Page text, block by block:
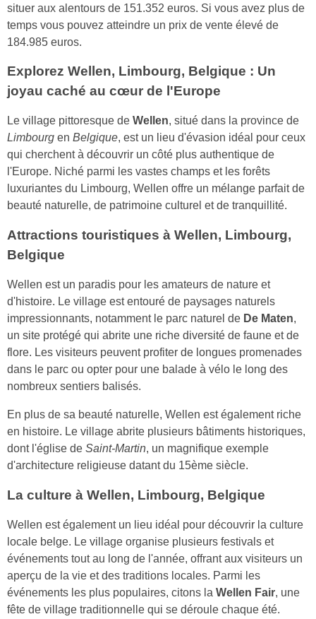
situer aux alentours de 151.352 euros. Si vous avez plus de
temps vous pouvez atteindre un prix de vente élevé de
184.985 euros.
Explorez Wellen, Limbourg, Belgique : Un
joyau caché au cœur de l'Europe
Le village pittoresque de Wellen, situé dans la province de
Limbourg en Belgique, est un lieu d'évasion idéal pour ceux
qui cherchent à découvrir un côté plus authentique de
l'Europe. Niché parmi les vastes champs et les forêts
luxuriantes du Limbourg, Wellen offre un mélange parfait de
beauté naturelle, de patrimoine culturel et de tranquillité.
Attractions touristiques à Wellen, Limbourg,
Belgique
Wellen est un paradis pour les amateurs de nature et
d'histoire. Le village est entouré de paysages naturels
impressionnants, notamment le parc naturel de De Maten,
un site protégé qui abrite une riche diversité de faune et de
flore. Les visiteurs peuvent profiter de longues promenades
dans le parc ou opter pour une balade à vélo le long des
nombreux sentiers balisés.
En plus de sa beauté naturelle, Wellen est également riche
en histoire. Le village abrite plusieurs bâtiments historiques,
dont l'église de Saint-Martin, un magnifique exemple
d'architecture religieuse datant du 15ème siècle.
La culture à Wellen, Limbourg, Belgique
Wellen est également un lieu idéal pour découvrir la culture
locale belge. Le village organise plusieurs festivals et
événements tout au long de l'année, offrant aux visiteurs un
aperçu de la vie et des traditions locales. Parmi les
événements les plus populaires, citons la Wellen Fair, une
fête de village traditionnelle qui se déroule chaque été.